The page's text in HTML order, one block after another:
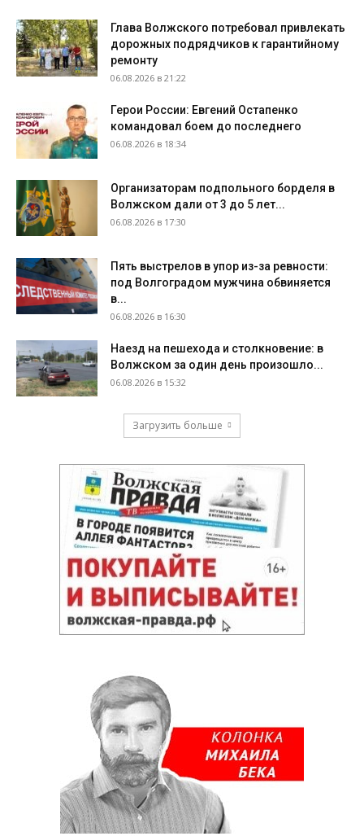
Глава Волжского потребовал привлекать
дорожных подрядчиков к гарантийному
ремонту
06.08.2026 в 21:22
Герои России: Евгений Остапенко
командовал боем до последнего
06.08.2026 в 18:34
Организаторам подпольного борделя в
Волжском дали от 3 до 5 лет...
06.08.2026 в 17:30
Пять выстрелов в упор из-за ревности:
под Волгоградом мужчина обвиняется
в...
06.08.2026 в 16:30
Наезд на пешехода и столкновение: в
Волжском за один день произошло...
06.08.2026 в 15:32
Загрузить больше